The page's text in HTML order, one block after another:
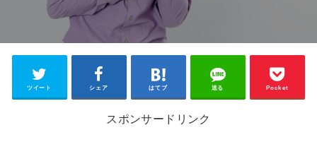
ツイート シェア はてブ 送る Pocket
スポンサードリンク